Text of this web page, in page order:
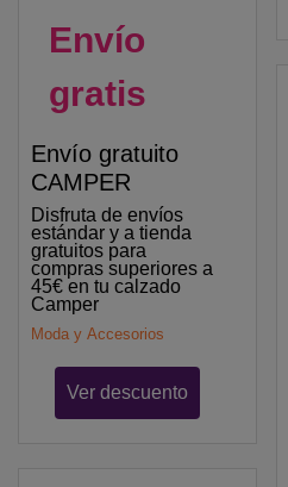
Envío
gratis
Envío gratuito
CAMPER
Disfruta de envíos
estándar y a tienda
gratuitos para
compras superiores a
45€ en tu calzado
Camper
Moda y Accesorios
Ver descuento